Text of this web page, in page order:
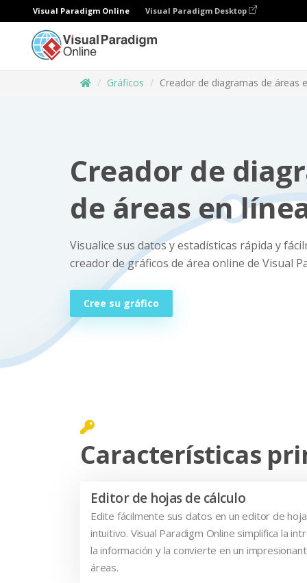
Visual Paradigm Online Visual Paradigm Desktop
Gráficos Creador de diagramas de áreas
Creador de
de áreas en
Visualice sus datos y estadísticas rápida y
creador de gráficos de área online de Visual
Cree su gráfico
Características
Editor de hojas de cálculo
Edite fácilmente sus datos en un editor de
intuitivo. Visual Paradigm Online simplifica la
la información y la convierte en un
áreas.